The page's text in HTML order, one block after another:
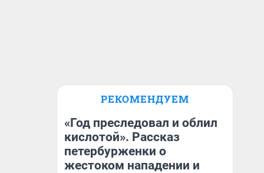
РЕКОМЕНДУЕМ
«Год преследовал и облил
кислотой». Рассказ
петербурженки о
жестоком нападении и